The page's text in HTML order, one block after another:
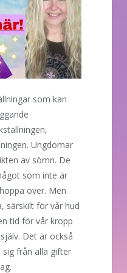
som kan
Ungdomar
av sömn. De
som inte är
över. Men
särskilt för vår hud
tid för vår kropp
Det är också
från alla gifter